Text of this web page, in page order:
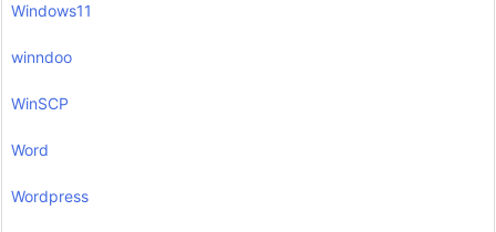
Windows11
winndoo
WinSCP
Word
Wordpress